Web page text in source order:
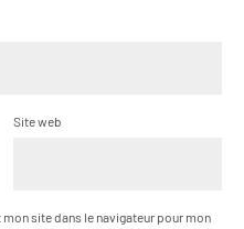
Site web
site dans le navigateur pour mon